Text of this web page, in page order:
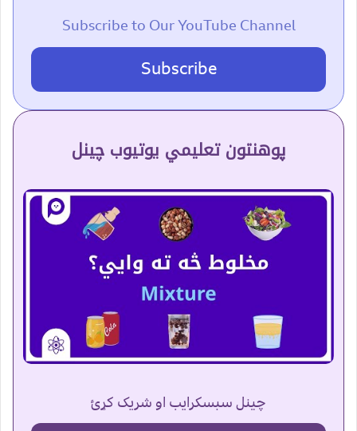
Subscribe to Our YouTube Channel
Subscribe
پوهنتون تعلیمي یوتیوب چینل
چینل سبسکرایب او شریک کړئ